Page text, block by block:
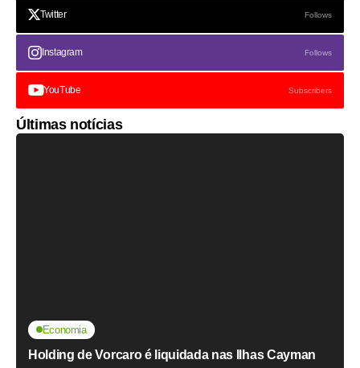
Twitter Follows
Instagram Follows
YouTube Subscribers
Últimas notícias
Economia
Holding de Vorcaro é liquidada nas Ilhas Cayman